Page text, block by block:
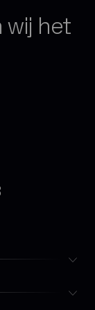
wij het